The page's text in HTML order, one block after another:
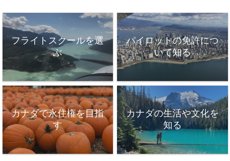
フライトスクールを選
ぶ
パイロットの免許につ
いて知る
カナダで永住権を目指
す
カナダの生活や文化を
知る